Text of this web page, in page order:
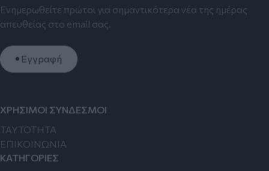
Ενημερωθείτε πρώτοι για σημαντικότερα νέα της ημέρας
απευθείας στο email σας.
Εγγραφή
ΧΡΗΣΙΜΟΙ ΣΥΝΔΕΣΜΟΙ
TAYTOTHTA
ΕΠΙΚΟΙΝΩΝΙΑ
ΚΑΤΗΓΟΡΙΕΣ